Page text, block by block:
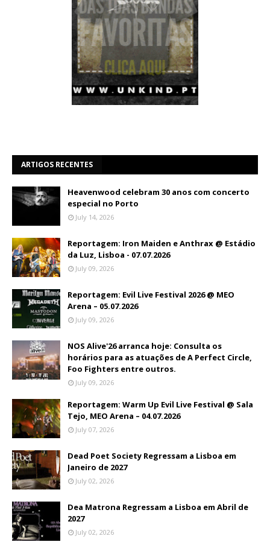
ARTIGOS RECENTES
Heavenwood celebram 30 anos com concerto
especial no Porto
July 14, 2026
Reportagem: Iron Maiden e Anthrax @ Estádio
da Luz, Lisboa - 07.07.2026
July 09, 2026
Reportagem: Evil Live Festival 2026 @ MEO
Arena – 05.07.2026
July 09, 2026
NOS Alive'26 arranca hoje: Consulta os
horários para as atuações de A Perfect Circle,
Foo Fighters entre outros.
July 09, 2026
Reportagem: Warm Up Evil Live Festival @ Sala
Tejo, MEO Arena – 04.07.2026
July 07, 2026
Dead Poet Society Regressam a Lisboa em
Janeiro de 2027
July 02, 2026
Dea Matrona Regressam a Lisboa em Abril de
2027
July 02, 2026